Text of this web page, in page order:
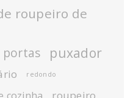
roupeiro de
portas puxador
redondo